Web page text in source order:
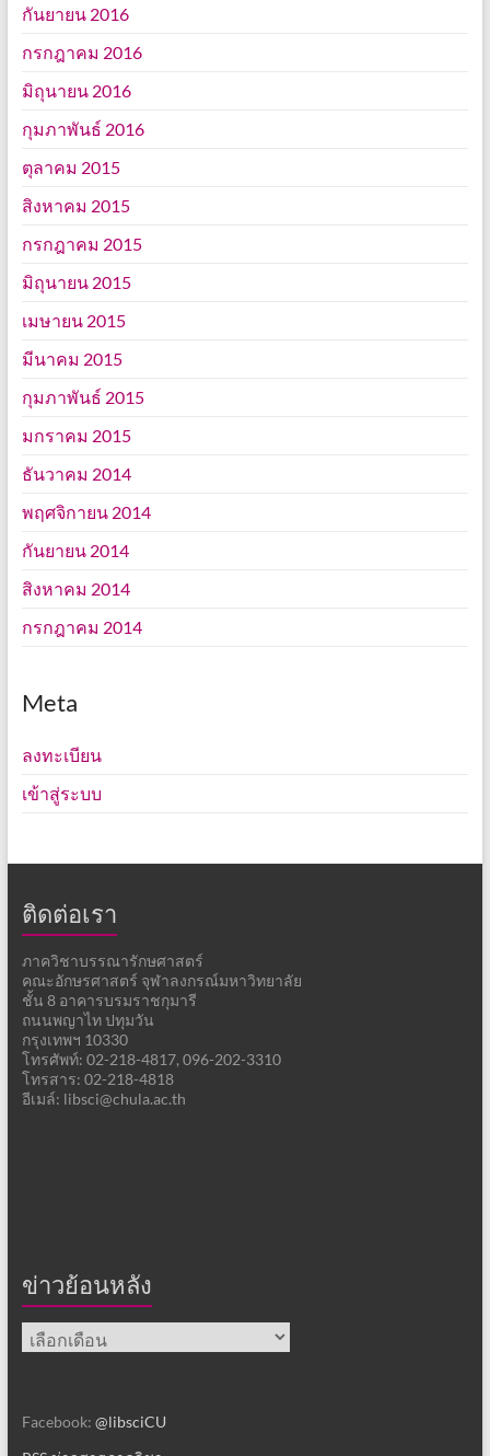
กันยายน 2016
กรกฎาคม 2016
มิถุนายน 2016
กุมภาพันธ์ 2016
ตุลาคม 2015
สิงหาคม 2015
กรกฎาคม 2015
มิถุนายน 2015
เมษายน 2015
มีนาคม 2015
กุมภาพันธ์ 2015
มกราคม 2015
ธันวาคม 2014
พฤศจิกายน 2014
กันยายน 2014
สิงหาคม 2014
กรกฎาคม 2014
Meta
ลงทะเบียน
เข้าสู่ระบบ
ติดต่อเรา
ภาควิชาบรรณารักษศาสตร์
คณะอักษรศาสตร์ จุฬาลงกรณ์มหาวิทยาลัย
ชั้น 8 อาคารบรมราชกุมารี
ถนนพญาไท ปทุมวัน
กรุงเทพฯ 10330
โทรศัพท์: 02-218-4817, 096-202-3310
โทรสาร: 02-218-4818
อีเมล์: libsci@chula.ac.th
ข่าวย้อนหลัง
ข่าว
ย้อน
Facebook: @libsciCU